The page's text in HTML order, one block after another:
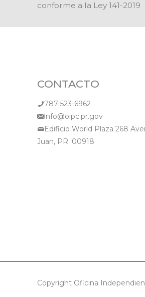
conforme a la Ley 141-2019
CONTACTO
787-523-6962
info@oipc.pr.gov
Edificio World Plaza 268
Juan, PR. 00918
Copyright Oficina